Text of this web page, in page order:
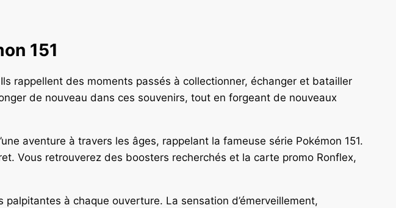
151
rappellent des moments passés à collectionner, échanger et batailler
de nouveau dans ces souvenirs, tout en forgeant de nouveaux
aventure à travers les âges, rappelant la fameuse série Pokémon 151.
Vous retrouverez des boosters recherchés et la carte promo Ronflex,
à chaque ouverture. La sensation d’émerveillement,